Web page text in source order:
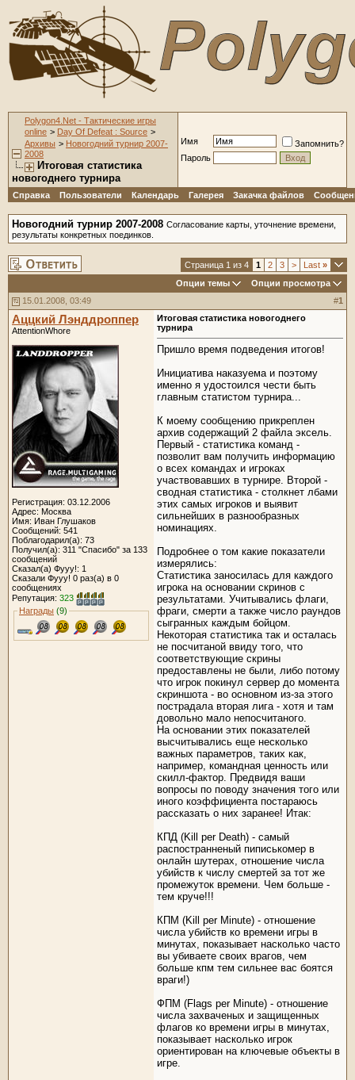
Polygon4.Net - Тактические игры
online > Day Of Defeat : Source >
Архивы > Новогодний турнир 2007-
2008
Итоговая статистика
новогоднего турнира
Имя
Запомнить?
Пароль
Справка Пользователи Календарь Галерея Закачка файлов
Новогодний турнир 2007-2008 Согласование карты, уточнение времени,
результаты конкретных поединков.
Страница 1 из 4 1 2 3 > Last »
Опции темы
Опции просмотра
15.01.2008, 03:49
#1
Аццкий Лэнддроппер
AttentionWhore
Регистрация: 03.12.2006
Адрес: Москва
Имя: Иван Глушаков
Сообщений: 541
Поблагодарил(а): 73
Получил(а): 311 "Спасибо" за 133
сообщений
Сказал(а) Фууу!: 1
Сказали Фууу! 0 раз(а) в 0
сообщениях
Репутация: 323
Награды (9)
Итоговая статистика новогоднего
турнира
Пришло время подведения итогов!
Инициатива наказуема и поэтому
именно я удостоился чести быть
главным статистом турнира...
К моему сообщению прикреплен
архив содержащий 2 файла эксель.
Первый - статистика команд -
позволит вам получить информацию
о всех командах и игроках
участвовавших в турнире. Второй -
сводная статистика - столкнет лбами
этих самых игроков и выявит
сильнейших в разнообразных
номинациях.
Подробнее о том какие показатели
измерялись:
Статистика заносилась для каждого
игрока на основании скринов с
результатами. Учитывались флаги,
фраги, смерти а также число раундов
сыгранных каждым бойцом.
Некоторая статистика так и осталась
не посчитаной ввиду того, что
соответствующие скрины
предоставлены не были, либо потому
что игрок покинул сервер до момента
скриншота - во основном из-за этого
пострадала вторая лига - хотя и там
довольно мало непосчитаного.
На основании этих показателей
высчитывались еще несколько
важных параметров, таких как,
например, командная ценность или
скилл-фактор. Предвидя ваши
вопросы по поводу значения того или
иного коэффициента постараюсь
рассказать о них заранее! Итак:
КПД (Kill per Death) - самый
распостранненый пиписькомер в
онлайн шутерах, отношение числа
убийств к числу смертей за тот же
промежуток времени. Чем больше -
тем круче!!!
КПМ (Kill per Minute) - отношение
числа убийств ко времени игры в
минутах, показывает насколько часто
вы убиваете своих врагов, чем
больше кпм тем сильнее вас боятся
враги!)
ФПМ (Flags per Minute) - отношение
числа захваченых и защищенных
флагов ко времени игры в минутах,
показывает насколько игрок
ориентирован на ключевые объекты в
игре.